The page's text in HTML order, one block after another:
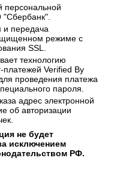
персональной
передача
режиме с
SSL.
технологию
платежей Verified By
проведения платежа
пароля.
адрес электронной
об авторизации
не будет
исключением
РФ.